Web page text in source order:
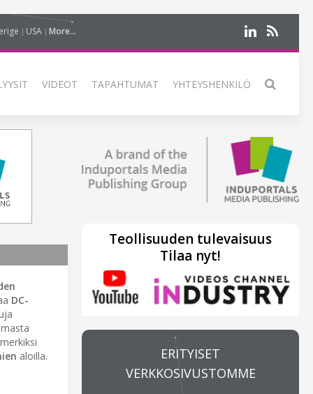
USA More...
VIDEOT TAPAHTUMAT YHTEYSHENKILÖ
DC-
aloilla.
Teollisuuden tulevaisuus
Tilaa nyt!
ERITYISET
VERKKOSIVUSTOMME